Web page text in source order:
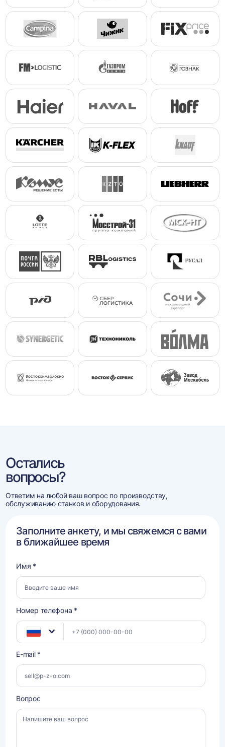
Остались
вопросы?
Ответим на любой ваш вопрос по производству,
обслуживанию станков и оборудования.
Заполните анкету, и мы свяжемся с вами
в ближайшее время
Имя *
Номер телефона *
E-mail *
Вопрос